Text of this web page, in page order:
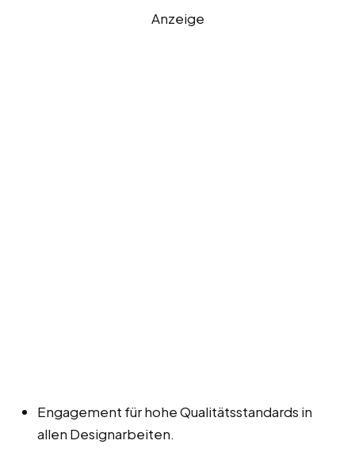
Anzeige
Engagement für hohe Qualitätsstandards in
allen Designarbeiten.